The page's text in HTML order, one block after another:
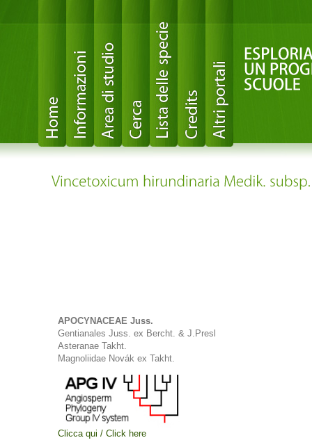
APOCYNACEAE Juss.
Gentianales Juss. ex Bercht. & J.Presl
Asteranae Takht.
Magnoliidae Novák ex Takht.
Clicca qui / Click here